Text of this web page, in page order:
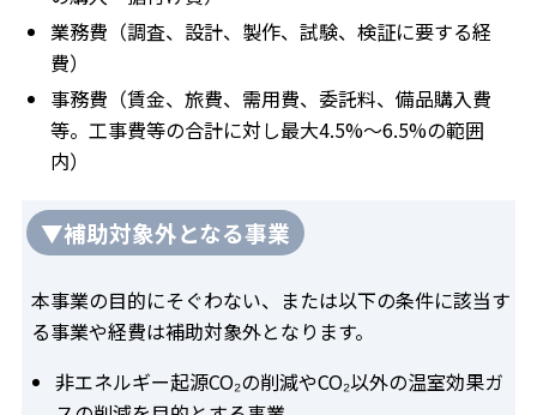
業務費（調査、設計、製作、試験、検証に要する経
費）
事務費（賃金、旅費、需用費、委託料、備品購入費
等。工事費等の合計に対し最大4.5%〜6.5%の範囲
内）
▼補助対象外となる事業
本事業の目的にそぐわない、または以下の条件に該当す
る事業や経費は補助対象外となります。
非エネルギー起源CO₂の削減やCO₂以外の温室効果ガ